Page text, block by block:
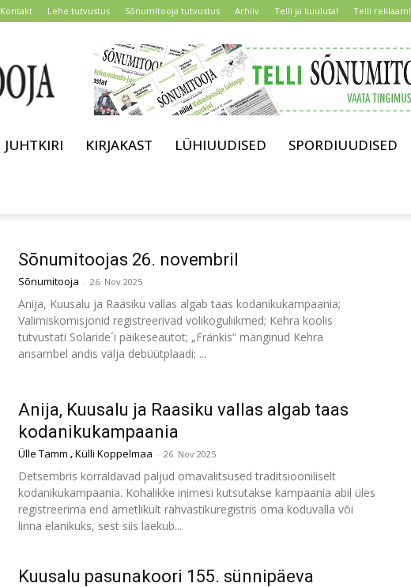
Kontakt Lehe tutvustus Sõnumitooja tutvustus Arhiiv Telli ja kuuluta! Telli reklaam!
JUHTKIRI KIRJAKAST LÜHIUUDISED SPORDIUUDISED
Sõnumitoojas 26. novembril
Sõnumitooja - 26. Nov 2025
Anija, Kuusalu ja Raasiku vallas algab taas kodanikukampaania;
Valimiskomisjonid registreerivad volikoguliikmed; Kehra koolis
tutvustati Solaride´i päikeseautot; „Fränkis“ mänginud Kehra
ansambel andis välja debüütplaadi; ...
Anija, Kuusalu ja Raasiku vallas algab taas
kodanikukampaania
Ülle Tamm , Külli Koppelmaa - 26. Nov 2025
Detsembris korraldavad paljud omavalitsused traditsiooniliselt
kodanikukampaania. Kohalikke inimesi kutsutakse kampaania abil üles
registreerima end ametlikult rahvastikuregistris oma koduvalla või
linna elanikuks, sest siis laekub...
Kuusalu pasunakoori 155. sünnipäeva